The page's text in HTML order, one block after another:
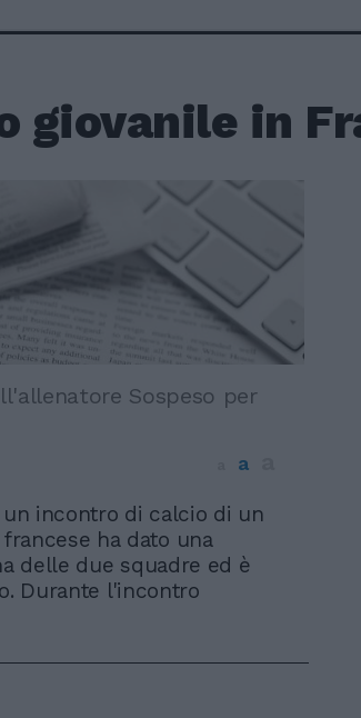
giovanile in
Sospeso per
a
incontro di calcio di un
ha dato una
delle due squadre ed è
Durante l'incontro